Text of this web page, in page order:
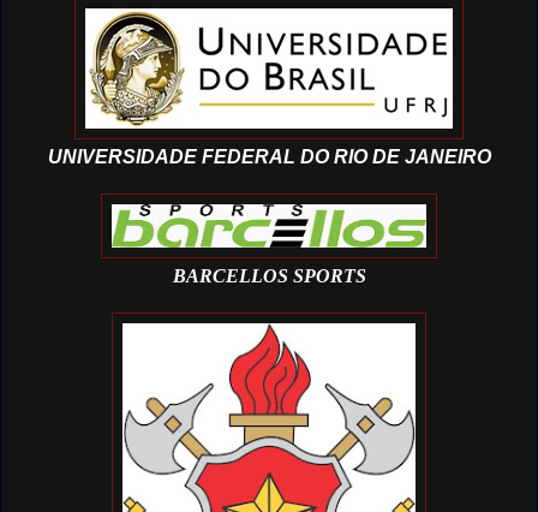
UNIVERSIDADE FEDERAL DO RIO DE JANEIRO
BARCELLOS SPORTS